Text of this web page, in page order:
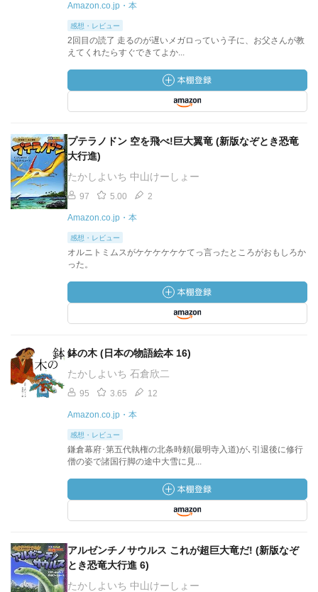
Amazon.co.jp・本
感想・レビュー
2回目の読了 走るのが遅いメガロっていう子に、お父さんが教
えてくれたらすぐできてよか...
プテラノドン 空を飛べ!巨大翼竜 (新版なぞとき恐竜
大行進)
たかしよいち 中山けーしょー
97 5.00 2
Amazon.co.jp・本
感想・レビュー
オルニトミムスがケケケケケケてっ言ったところがおもしろか
った。
鉢の木 (日本の物語絵本 16)
たかしよいち 石倉欣二
95 3.65 12
Amazon.co.jp・本
感想・レビュー
鎌倉幕府･第五代執権の北条時頼(最明寺入道)が､引退後に修行
僧の姿で諸国行脚の途中大雪に見...
アルゼンチノサウルス これが超巨大竜だ! (新版なぞ
とき恐竜大行進 6)
たかしよいち 中山けーしょー